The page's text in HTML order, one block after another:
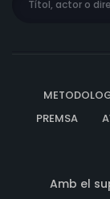
PREMSA
Amb el